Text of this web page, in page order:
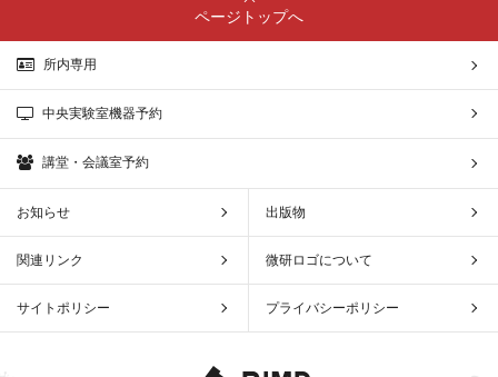
ページトップへ
所内専用
中央実験室機器予約
講堂・会議室予約
お知らせ 出版物
関連リンク 微研ロゴについて
サイトポリシー プライバシーポリシー